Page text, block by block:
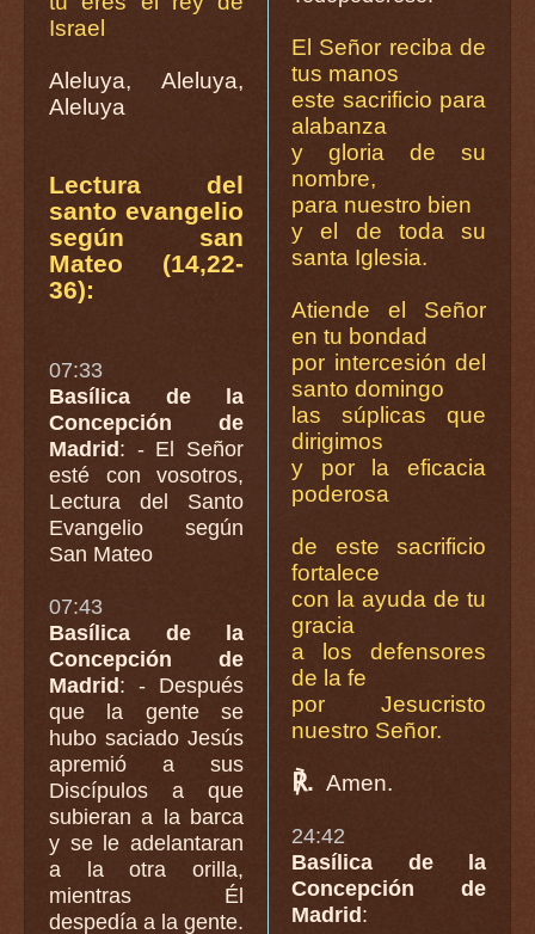
Israel
Aleluya, Aleluya,
Aleluya
Lectura del
santo evangelio
según san
Mateo (14,22-
36):
07:33
Basílica de la
Concepción de
Madrid: - El Señor
esté con vosotros,
Lectura del Santo
Evangelio según
San Mateo
07:43
Basílica de la
Concepción de
Madrid: - Después
que la gente se
hubo saciado Jesús
apremió a sus
Discípulos a que
subieran a la barca
y se le adelantaran
a la otra orilla,
mientras Él
despedía a la gente.
El Señor reciba de
tus manos
este sacrificio para
alabanza
y gloria de su
nombre,
para nuestro bien
y el de toda su
santa Iglesia.
Atiende el Señor
en tu bondad
por intercesión del
santo domingo
las súplicas que
dirigimos
y por la eficacia
poderosa
de este sacrificio
fortalece
con la ayuda de tu
gracia
a los defensores
de la fe
por Jesucristo
nuestro Señor.
℟. Amen.
24:42
Basílica de la
Concepción de
Madrid: